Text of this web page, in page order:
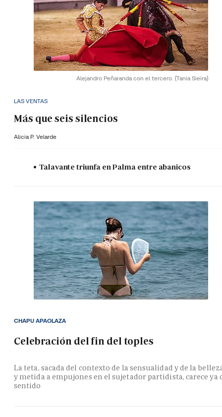
Alejandro Peñaranda con el tercero. (Tania Sieira)
LAS VENTAS
Más que seis silencios
Alicia P. Velarde
Talavante triunfa en Palma entre abanicos
Celebración del fin del toples
La teta, sacada del contexto de la sensualidad y de la
y metida a empujones en el sujetador partidista, carece ya
sentido
CHAPU APAOLAZA